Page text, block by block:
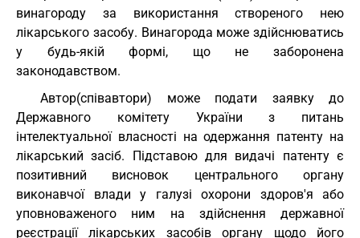
винагороду за використання створеного нею
лікарського засобу. Винагорода може здійснюватись
у будь-якій формі, що не заборонена
законодавством.
Автор(співавтори) може подати заявку до
Державного комітету України з питань
інтелектуальної власності на одержання патенту на
лікарський засіб. Підставою для видачі патенту є
позитивний висновок центрального органу
виконавчої влади у галузі охорони здоров'я або
уповноваженого ним на здійснення державної
реєстрації лікарських засобів органу щодо його